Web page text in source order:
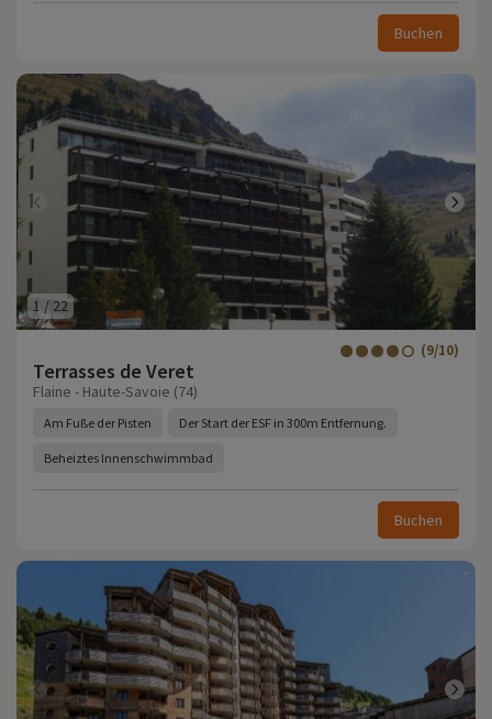
Buchen
1 / 22
Terrasses de Veret
(9/10)
Flaine - Haute-Savoie (74)
Am Fuße der Pisten Der Start der ESF in 300m Entfernung.
Beheiztes Innenschwimmbad
Buchen